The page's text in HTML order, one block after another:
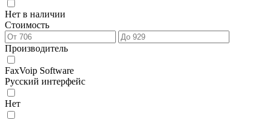
Нет в наличии
Стоимость
Производитель
FaxVoip Software
Русский интерфейс
Нет